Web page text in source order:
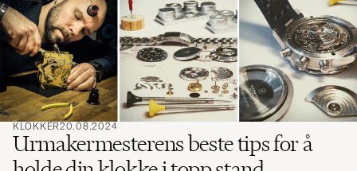
ord
å
søke
etter
KLOKKER20.08.2024
Urmakermesterens beste tips for å